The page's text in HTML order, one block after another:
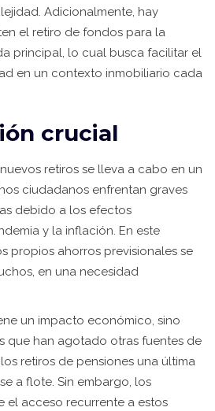
Adicionalmente, hay
el retiro de fondos para la
principal, lo cual busca facilitar el
en un contexto inmobiliario cada
crucial
retiros se lleva a cabo en un
ciudadanos enfrentan graves
debido a los efectos
y la inflación. En este
propios ahorros previsionales se
en una necesidad
un impacto económico, sino
que han agotado otras fuentes de
retiros de pensiones una última
a flote. Sin embargo, los
el acceso recurrente a estos